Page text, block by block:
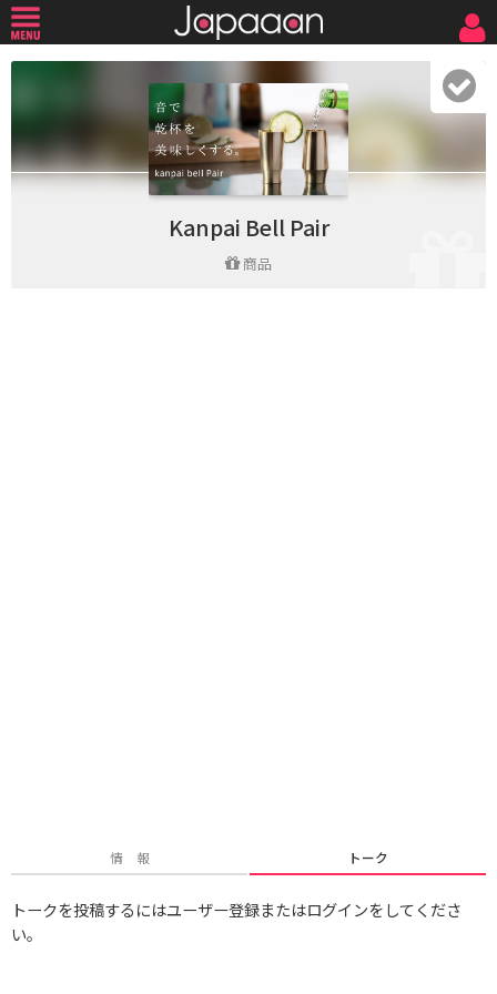
Kanpai Bell Pair
商品
情 報 トーク
トークを投稿するにはユーザー登録またはログインをしてくださ
い。